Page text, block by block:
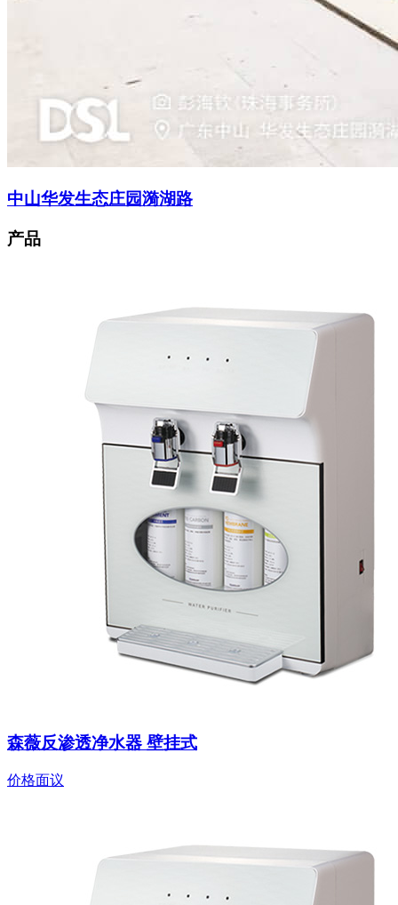
中山华发生态庄园漪湖路
产品
森薇反渗透净水器 壁挂式
价格面议